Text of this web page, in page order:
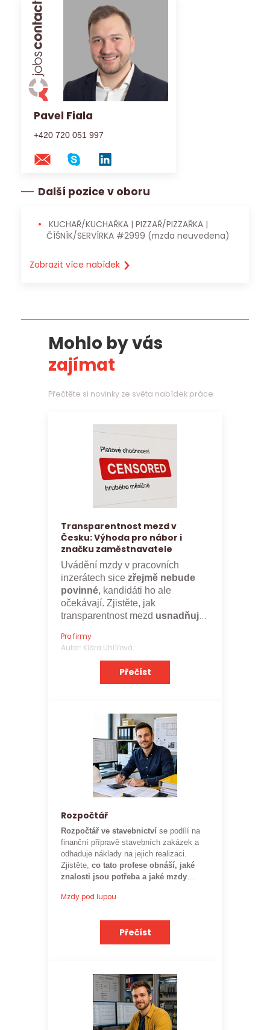
Pavel Fiala
+420 720 051 997
Další pozice v oboru
ČÍŠNÍK/SERVÍRKA #2999 (mzda neuvedena)
Zobrazit více nabídek
Mohlo by vás
zajímat
Přečtěte si novinky ze světa nabídek práce
Transparentnost mezd v
Česku: Výhoda pro nábor i
značku zaměstnavatele
Uvádění mzdy v pracovních
inzerátech sice zřejmě nebude
povinné, kandidáti ho ale
očekávají. Zjistěte, jak
transparentnost mezd usnadňuje
zaměstnavatele.
Pro firmy
Autor: Klára Uhlířová
Přečíst
Rozpočtář
Rozpočtář ve stavebnictví se podílí na
finanční přípravě stavebních zakázek a
odhaduje náklady na jejich realizaci.
Zjistěte, co tato profese obnáší, jaké
znalosti jsou potřeba a jaké mzdy
očekávat.
Mzdy pod lupou
Přečíst